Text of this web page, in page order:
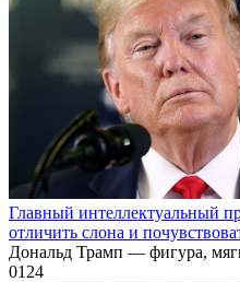
Главный интеллектуальный
отличить слона и
Дональд Трамп — фигура,
0124